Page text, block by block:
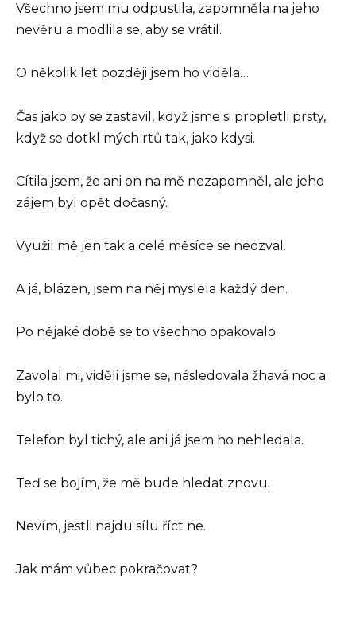
Všechno jsem mu odpustila, zapomněla na jeho
nevěru a modlila se, aby se vrátil.
O několik let později jsem ho viděla…
Čas jako by se zastavil, když jsme si propletli prsty,
když se dotkl mých rtů tak, jako kdysi.
Cítila jsem, že ani on na mě nezapomněl, ale jeho
zájem byl opět dočasný.
Využil mě jen tak a celé měsíce se neozval.
A já, blázen, jsem na něj myslela každý den.
Po nějaké době se to všechno opakovalo.
Zavolal mi, viděli jsme se, následovala žhavá noc a
bylo to.
Telefon byl tichý, ale ani já jsem ho nehledala.
Teď se bojím, že mě bude hledat znovu.
Nevím, jestli najdu sílu říct ne.
Jak mám vůbec pokračovat?